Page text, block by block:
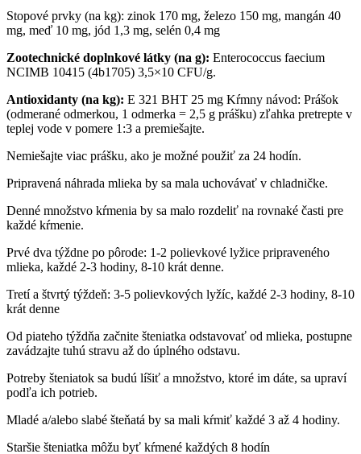
Stopové prvky (na kg): zinok 170 mg, železo 150 mg, mangán 40
mg, meď 10 mg, jód 1,3 mg, selén 0,4 mg
Zootechnické doplnkové látky (na g): Enterococcus faecium
NCIMB 10415 (4b1705) 3,5×10 CFU/g.
Antioxidanty (na kg): E 321 BHT 25 mg Kŕmny návod: Prášok
(odmerané odmerkou, 1 odmerka = 2,5 g prášku) zľahka pretrepte v
teplej vode v pomere 1:3 a premiešajte.
Nemiešajte viac prášku, ako je možné použiť za 24 hodín.
Pripravená náhrada mlieka by sa mala uchovávať v chladničke.
Denné množstvo kŕmenia by sa malo rozdeliť na rovnaké časti pre
každé kŕmenie.
Prvé dva týždne po pôrode: 1-2 polievkové lyžice pripraveného
mlieka, každé 2-3 hodiny, 8-10 krát denne.
Tretí a štvrtý týždeň: 3-5 polievkových lyžíc, každé 2-3 hodiny, 8-10
krát denne
Od piateho týždňa začnite šteniatka odstavovať od mlieka, postupne
zavádzajte tuhú stravu až do úplného odstavu.
Potreby šteniatok sa budú líšiť a množstvo, ktoré im dáte, sa upraví
podľa ich potrieb.
Mladé a/alebo slabé šteňatá by sa mali kŕmiť každé 3 až 4 hodiny.
Staršie šteniatka môžu byť kŕmené každých 8 hodín